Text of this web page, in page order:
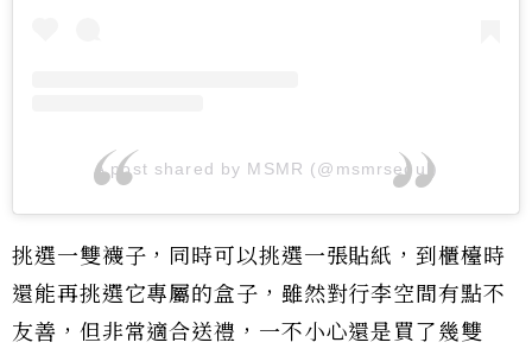
A post shared by MSMR (@msmrseoul)
挑選一雙襪子，同時可以挑選一張貼紙，到櫃檯時
還能再挑選它專屬的盒子，雖然對行李空間有點不
友善，但非常適合送禮，一不小心還是買了幾雙